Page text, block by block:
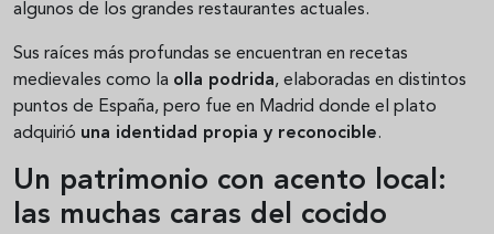
algunos de los grandes restaurantes actuales.
Sus raíces más profundas se encuentran en recetas
medievales como la olla podrida, elaboradas en distintos
puntos de España, pero fue en Madrid donde el plato
adquirió una identidad propia y reconocible.
Un patrimonio con acento local:
las muchas caras del cocido